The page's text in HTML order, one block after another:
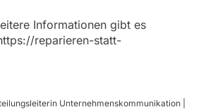
Informationen gibt es
reparieren-statt-
Unternehmenskommunikation |